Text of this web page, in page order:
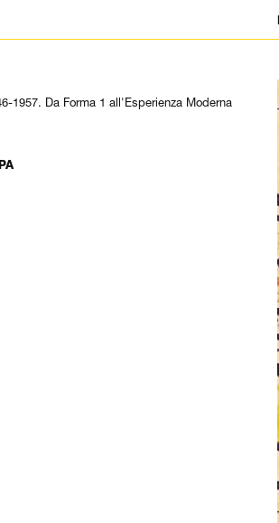
1957. Da Forma 1 all'Esperienza Moderna